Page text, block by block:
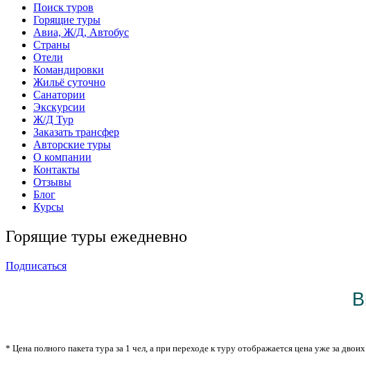
Поиск туров
Горящие туры
Авиа, Ж/Д, Автобус
Страны
Отели
Командировки
Жильё суточно
Санатории
Экскурсии
Ж/Д Тур
Заказать трансфер
Авторские туры
О компании
Контакты
Отзывы
Блог
Курсы
Горящие туры ежедневно
Подписаться
* Цена полного пакета тура за 1 чел, а при переходе к туру отображается цена уже за двоих